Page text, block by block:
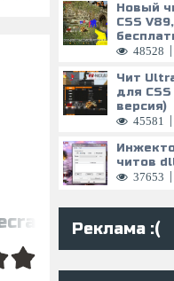
1.8.7
Новый
CSS
48528
Чит
для
версия)
45581
читов
37653
Реклама :(